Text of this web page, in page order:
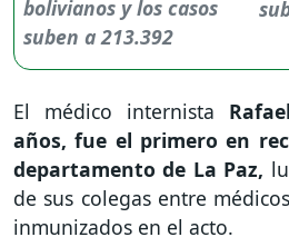
El médico internista
años, fue el primero en
departamento de La Paz,
de sus colegas entre
inmunizados en el acto.